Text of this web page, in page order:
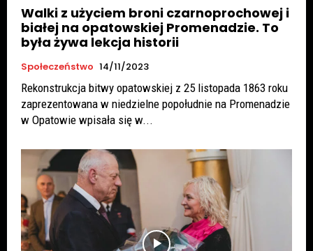
Walki z użyciem broni czarnoprochowej i
białej na opatowskiej Promenadzie. To
była żywa lekcja historii
Społeczeństwo 14/11/2023
Rekonstrukcja bitwy opatowskiej z 25 listopada 1863 roku
zaprezentowana w niedzielne popołudnie na Promenadzie
w Opatowie wpisała się w...